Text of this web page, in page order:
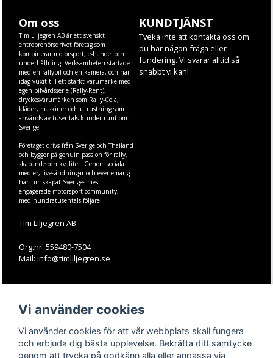
Om oss
Tim Liljegren AB är ett svenskt
entreprenörsdrivet företag som
kombinerar motorsport, e-handel och
underhållning. Verksamheten startade
med en rallybil och en kamera, och har
idag vuxit till ett starkt varumärke med
egen bilvårdsserie (Rally-Rent),
dryckesvarumärken som Rally-Cola,
kläder, maskineroch utrustning som
används av tusentals kunder runt om i
Sverige.
Företaget drivs från Sverige och Thailand
och bygger på genuin passion för rally,
skapande och kvalitet. Genom sociala
medier, livesändningar och evenemang
har Tim skapat Sveriges mest
engagerade motorsport-community,
med hundratusentals följare.
Tim Liljegren AB
Org.nr: 559480-7504
Mail: info@timliljegren.se
KUNDTJÄNST
Tveka inte att kontakta oss om
du har någon fråga eller
fundering. Vi svarar alltid så
snabbt vi kan!
Köpvillkor
Kontakt
Youtube-videos
Instagram
Youtube
Vi använder cookies
Vi använder cookies för att vår webbplats skall fungera
och erbjuda dig bästa upplevelse. Bekräfta ditt samtycke
genom att trycka på godkänn alla eller anpassa via